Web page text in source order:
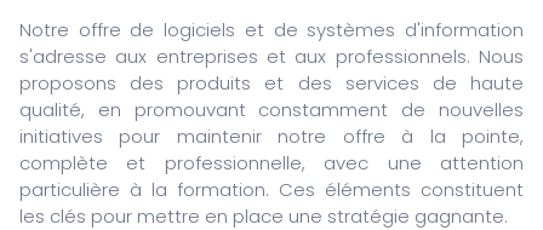
Notre offre de logiciels et de systèmes d'information
s'adresse aux entreprises et aux professionnels. Nous
proposons des produits et des services de haute
qualité, en promouvant constamment de nouvelles
initiatives pour maintenir notre offre à la pointe,
complète et professionnelle, avec une attention
particulière à la formation. Ces éléments constituent
les clés pour mettre en place une stratégie gagnante.